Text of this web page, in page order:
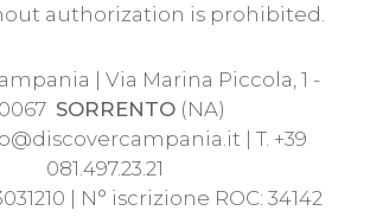
authorization is prohibited.
| Via Marina Piccola, 1 -
SORRENTO(NA)
| T. +39
081.497.23.21
| N° iscrizione ROC: 34142